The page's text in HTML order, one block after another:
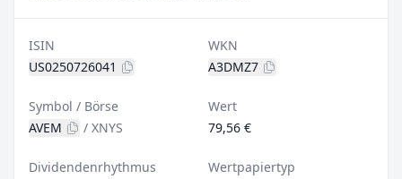
ISIN
US0250726041
WKN
A3DMZ7
Symbol / Börse
AVEM
/ XNYS
Wert
79,56 €
Dividendenrhythmus
Wertpapiertyp